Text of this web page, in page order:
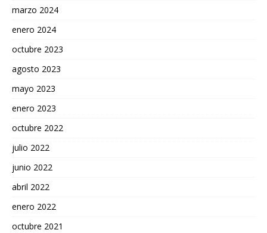
marzo 2024
enero 2024
octubre 2023
agosto 2023
mayo 2023
enero 2023
octubre 2022
julio 2022
junio 2022
abril 2022
enero 2022
octubre 2021